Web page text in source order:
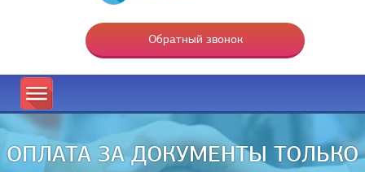
Обратный звонок
ОПЛАТА ЗА ДОКУМЕНТЫ ТОЛЬКО